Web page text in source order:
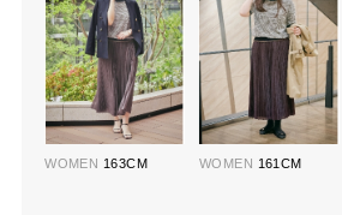
WOMEN 163CM WOMEN 161CM